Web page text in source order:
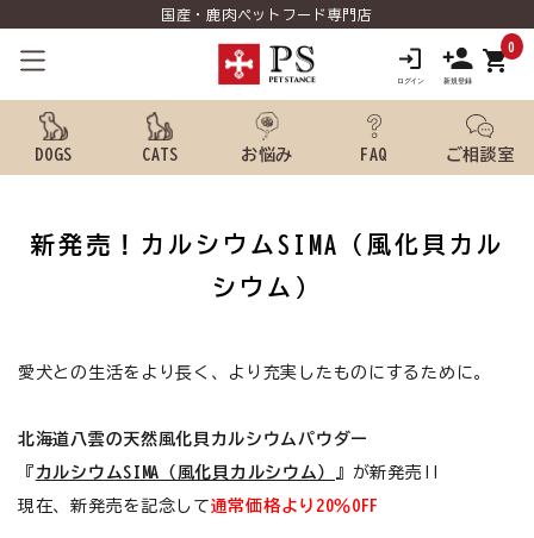
国産・鹿肉ペットフード専門店
shopping_cart0
DOGS CATS お悩み FAQ ご相談室
meeting_room ログイン person 新規会員登録
犬用品から探す
新発売！カルシウムSIMA（風化貝カル
シウム）
愛犬との生活をより長く、より充実したものにするために。
北海道八雲の天然風化貝カルシウムパウダー
『 カルシウムSIMA（風化貝カルシウム）
』が新発売!!
現在、新発売を記念して通常価格より20％OFF